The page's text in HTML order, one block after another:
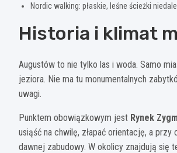
Nordic walking: płaskie, leśne ścieżki
Historia i klimat
Augustów to nie tylko las i woda. Samo
jeziora. Nie ma tu monumentalnych
uwagi.
Punktem obowiązkowym jest Rynek
usiąść na chwilę, złapać orientację, a
dawnej zabudowy. W okolicy znajdują się